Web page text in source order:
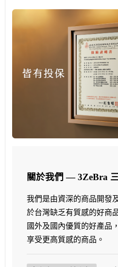
關於我們 — 3ZeBra
我們是由資深的商品開發
於台灣缺乏有質感的好商
國外及國內優質的好產品
享受更高質感的商品。